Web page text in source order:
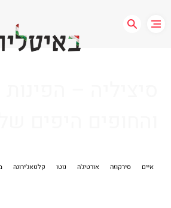
איים סירקוזה אורטיג'ה נוטו קלטאג'ירונה